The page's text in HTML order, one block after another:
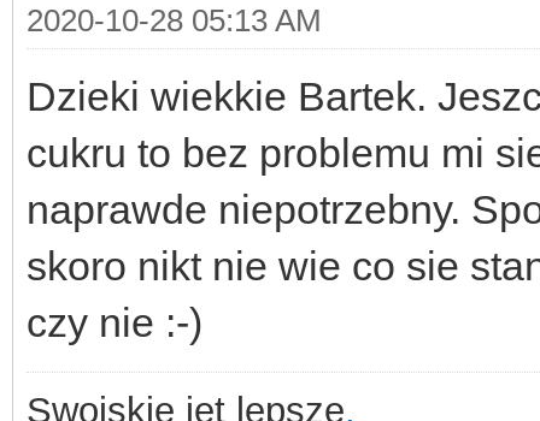
2020-10-28 05:13 AM
Dzieki wiekkie Bartek.
cukru to bez problemu mi
naprawde niepotrzebny.
skoro nikt nie wie co sie
czy nie :-)
Swojskie jet lepsze.